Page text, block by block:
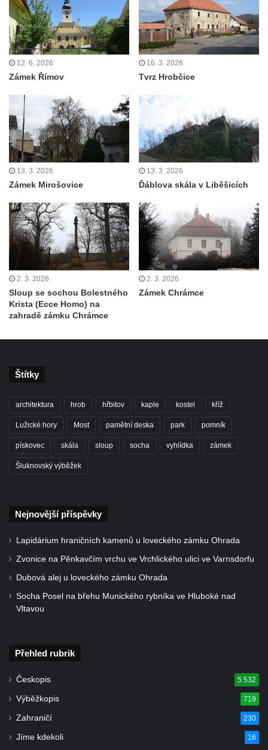
12. 6. 2026
Zámek Římov
16. 3. 2026
Tvrz Hrobčice
13. 3. 2026
Zámek Mirošovice
13. 3. 2026
Ďáblova skála v Liběšicích
2. 3. 2026
Sloup se sochou Bolestného
Krista (Ecce Homo) na
zahradě zámku Chrámce
2. 3. 2026
Zámek Chrámce
Štítky
architektura hrob hřbitov kaple kostel kříž
Lužické hory Most pamětní deska park pomník
pískovec skála sloup socha vyhlídka zámek
Šluknovský výběžek
Nejnovější příspěvky
Lapidárium hraničních kamenů u loveckého zámku Ohrada
Zvonice na Pěnkavčím vrchu ve Vrchlického ulici ve Varnsdorfu
Dubová alej u loveckého zámku Ohrada
Socha Posel na břehu Munického rybníka ve Hluboké nad
Vltavou
Přehled rubrik
Českopis 5 532
Výběžkopis 719
Zahraničí 230
Jíme kdekoli 16